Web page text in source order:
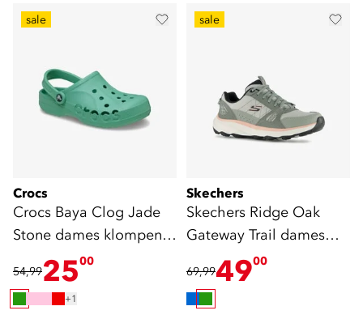
sale
Crocs
Crocs Baya Clog Jade
Stone dames klompen
groen
54,992500
+1
sale
Skechers
Skechers Ridge Oak
Gateway Trail dames
sneakers cat. A
69,994900